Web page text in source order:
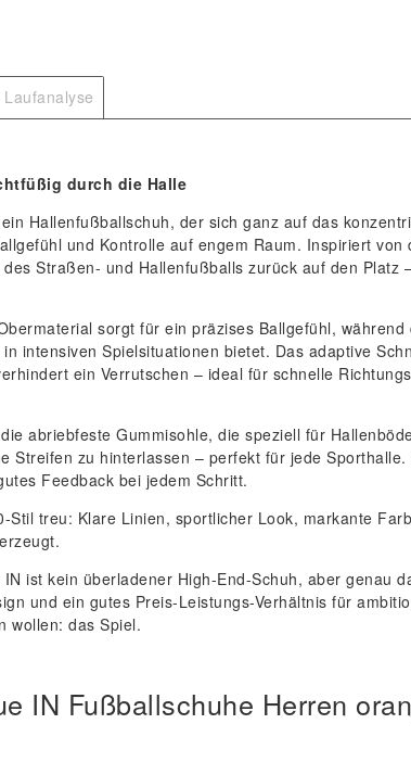
durch die Halle
Hallenfußballschuh, der sich ganz auf das
und Kontrolle auf engem Raum. Inspiriert
Straßen- und Hallenfußballs zurück auf den Platz
sorgt für ein präzises Ballgefühl,
intensiven Spielsituationen bietet. Das adaptive
ein Verrutschen – ideal für schnelle
abriebfeste Gummisohle, die speziell für
Streifen zu hinterlassen – perfekt für jede
Feedback bei jedem Schritt.
Stil treu: Klare Linien, sportlicher Look, markante
ist kein überladener High-End-Schuh, aber genau
und ein gutes Preis-Leistungs-Verhältnis für
wollen: das Spiel.
IN Fußballschuhe Herren